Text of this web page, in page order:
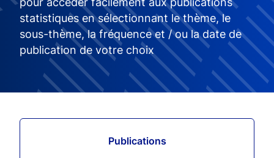
statistiques en sélectionnant le thème, le
sous-thème, la fréquence et / ou la date de
publication de votre choix
Publications